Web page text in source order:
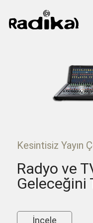
Kesintisiz Yayın
Radyo ve
Geleceğini
İncele